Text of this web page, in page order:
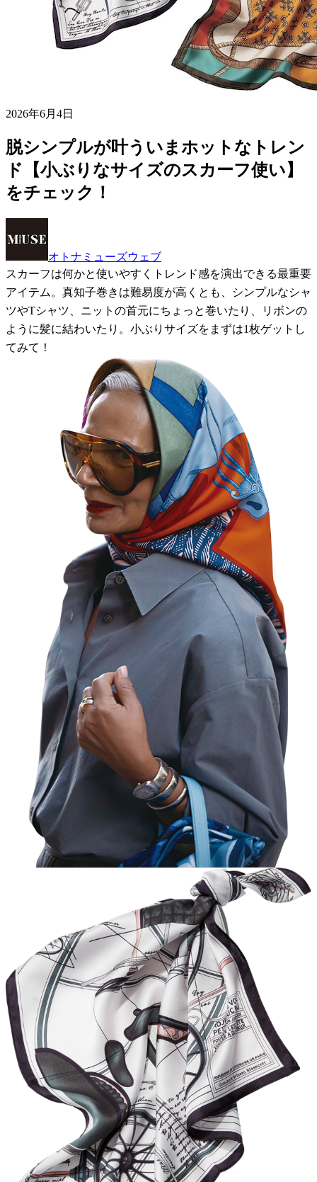
2026年6月4日
脱シンプルが叶ういまホットなトレン
ド【小ぶりなサイズのスカーフ使い】
をチェック！
オトナミューズウェブ
スカーフは何かと使いやすくトレンド感を演出できる最重要
アイテム。真知子巻きは難易度が高くとも、シンプルなシャ
ツやTシャツ、ニットの首元にちょっと巻いたり、リボンの
ように髪に結わいたり。小ぶりサイズをまずは1枚ゲットし
てみて！